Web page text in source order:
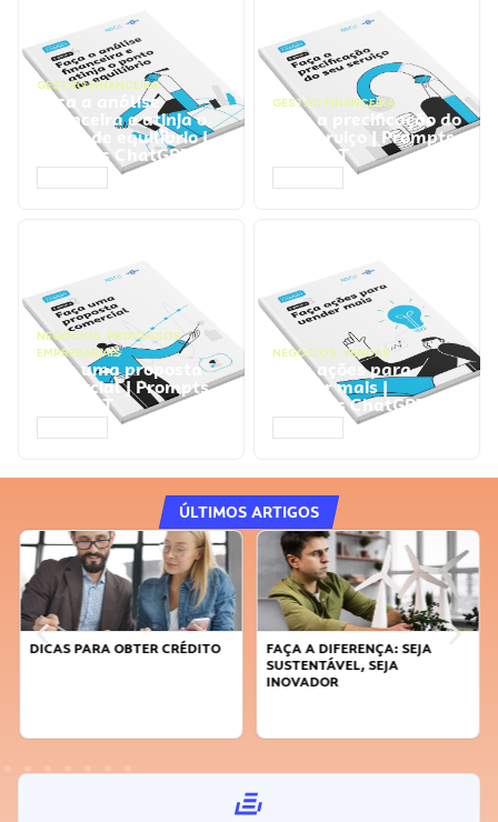
GESTÃO FINANCEIRA
Faça a análise
financeira e atinja o
ponto de equilíbrio |
Prompts ChatGPT
GESTÃO FINANCEIRA
Faça a precificação do
seu serviço | Prompts
ChatGPT
NEGÓCIOS, PROCESSOS
EMPRESARIAIS
Faça uma proposta
comercial | Prompts
ChatGPT
NEGÓCIOS, VENDAS
Faça ações para
vender mais |
Prompts ChatGPT
ÚLTIMOS ARTIGOS
DICAS PARA OBTER CRÉDITO
FAÇA A DIFERENÇA: SEJA
SUSTENTÁVEL, SEJA
INOVADOR